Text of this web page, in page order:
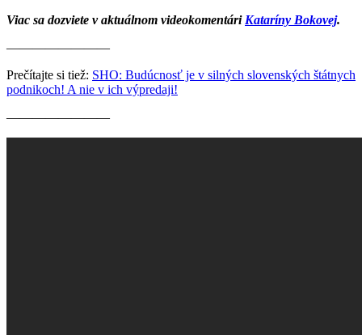
Viac sa dozviete v aktuálnom videokomentári Kataríny Bokovej.
————————
Prečítajte si tiež: SHO: Budúcnosť je v silných slovenských štátnych
podnikoch! A nie v ich výpredaji!
————————